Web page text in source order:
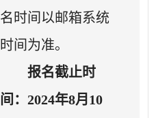
名时间以邮箱系统
时间为准。
报名截止时
间：2024年8月10